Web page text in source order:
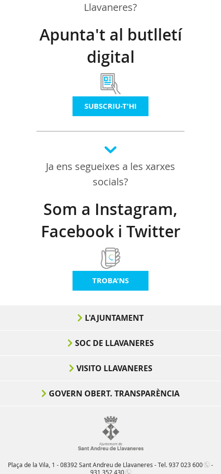
Llavaneres?
Apunta't al butlletí
digital
SUBSCRIU-T'HI
Ja ens segueixes a les xarxes
socials?
Som a Instagram,
Facebook i Twitter
TROBA'NS
L'AJUNTAMENT
SOC DE LLAVANERES
VISITO LLAVANERES
GOVERN OBERT. TRANSPARÈNCIA
Plaça de la Vila, 1 - 08392 Sant Andreu de Llavaneres - Tel.937 023 600
-
931 352 430